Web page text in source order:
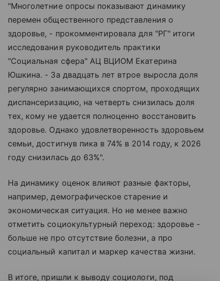
"Многолетние опросы показывают динамику
перемен общественного представления о
здоровье, - прокомментировала для "РГ" итоги
исследования руководитель практики
"Социальная сфера" АЦ ВЦИОМ Екатерина
Юшкина. - За двадцать лет втрое выросла доля
регулярно занимающихся спортом, проходящих
диспансеризацию, на четверть снизилась доля
тех, кому не удается полноценно восстановить
здоровье. Однако удовлетворенность здоровьем
семьи, достигнув пика в 74% в 2014 году, к 2026
году снизилась до 63%".
На динамику оценок влияют разные факторы,
например, демографическое старение и
экономическая ситуация. Но не менее важно
отметить социокультурный переход: здоровье -
больше не про отсутствие болезни, а про
социальный капитал и маркер качества жизни.
В итоге, пришли к выводу социологи, под